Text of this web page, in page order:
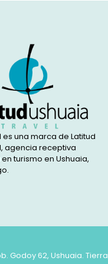
es una marca de Latitud
agencia receptiva
turismo en Ushuaia,
Godoy 62, Ushuaia. Tierra